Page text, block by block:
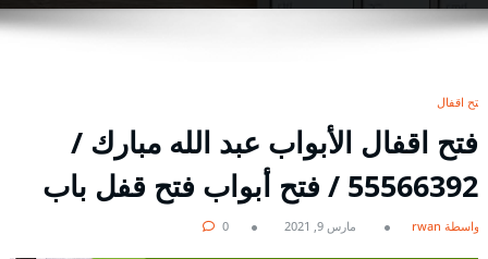
فتح اقفال
فتح اقفال الأبواب عبد الله مبارك /
55566392 / فتح أبواب فتح قفل باب
بواسطة rwan مارس 9, 2021 0